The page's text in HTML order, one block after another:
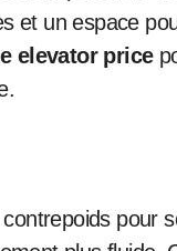
et un espace
elevator price
pour